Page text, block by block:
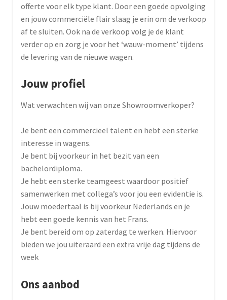
offerte voor elk type klant. Door een goede opvolging
en jouw commerciële flair slaag je erin om de verkoop
af te sluiten. Ook na de verkoop volg je de klant
verder op en zorg je voor het ‘wauw-moment’ tijdens
de levering van de nieuwe wagen.
Jouw profiel
Wat verwachten wij van onze Showroomverkoper?
Je bent een commercieel talent en hebt een sterke
interesse in wagens.
Je bent bij voorkeur in het bezit van een
bachelordiploma.
Je hebt een sterke teamgeest waardoor positief
samenwerken met collega’s voor jou een evidentie is.
Jouw moedertaal is bij voorkeur Nederlands en je
hebt een goede kennis van het Frans.
Je bent bereid om op zaterdag te werken. Hiervoor
bieden we jou uiteraard een extra vrije dag tijdens de
week
Ons aanbod